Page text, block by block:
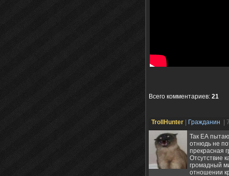
Всего комментариев: 21
TrollHunter Гражданин
|
Так ЕА
отнюдь не
прекрасная
Отсутствие
громадный
отношении